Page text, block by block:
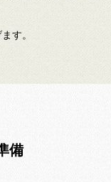
す。
備